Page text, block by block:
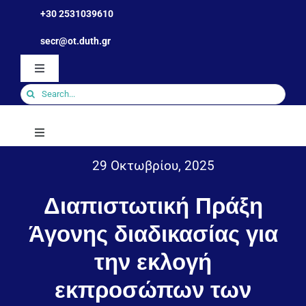
Ανοίξτε τη γραμμή εργαλείων
content
+30 2531039610
secr@ot.duth.gr
Toggle
Navigation
Search
Toggle
Ανθρώπινο Δυναμικό
29 Οκτωβρίου, 2025
Διαπιστωτική Πράξη
Άγονης διαδικασίας για
την εκλογή
εκπροσώπων των